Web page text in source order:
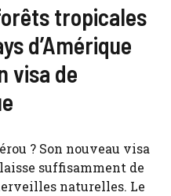
tropicales
d’Amérique
visa de
? Son nouveau visa
suffisamment de
naturelles. Le